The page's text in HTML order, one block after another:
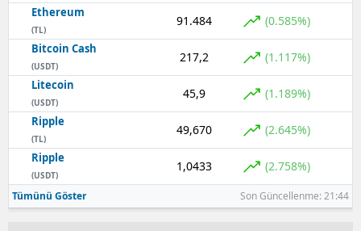
Ethereum
(TL)
91.484 (0.585%)
Bitcoin Cash
(USDT)
217,2 (1.117%)
Litecoin
(USDT)
45,9 (1.189%)
Ripple
(TL)
49,670 (2.645%)
Ripple
(USDT)
1,0433 (2.758%)
Tümünü Göster Son Güncellenme: 21:44